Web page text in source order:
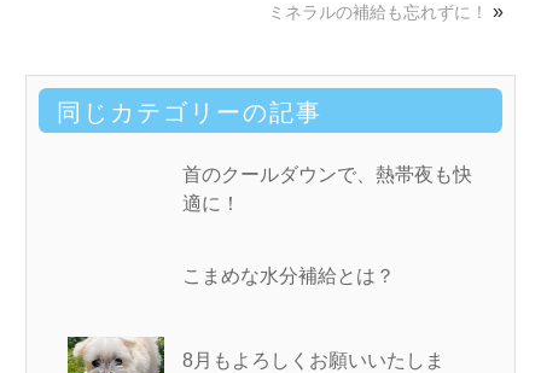
ミネラルの補給も忘れずに！
»
同じカテゴリーの記事
首のクールダウンで、熱帯夜も快
適に！
こまめな水分補給とは？
8月もよろしくお願いいたしま